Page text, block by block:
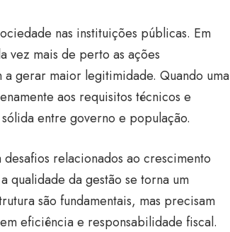
nas instituições públicas. Em
vez mais de perto as ações
gerar maior legitimidade. Quando uma
aos requisitos técnicos e
entre governo e população.
relacionados ao crescimento
qualidade da gestão se torna um
são fundamentais, mas precisam
eficiência e responsabilidade fiscal.